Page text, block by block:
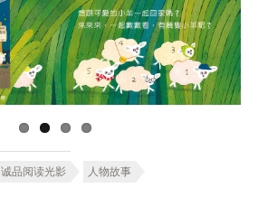
诚品阅读光影 人物故事